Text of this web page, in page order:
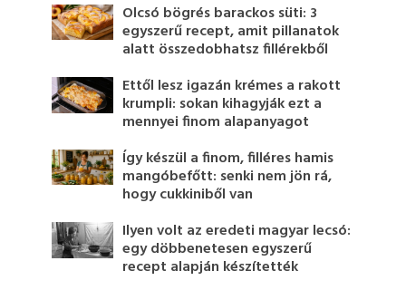
Olcsó bögrés barackos süti: 3
egyszerű recept, amit pillanatok
alatt összedobhatsz fillérekből
Ettől lesz igazán krémes a rakott
krumpli: sokan kihagyják ezt a
mennyei finom alapanyagot
Így készül a finom, filléres hamis
mangóbefőtt: senki nem jön rá,
hogy cukkiniből van
Ilyen volt az eredeti magyar lecsó:
egy döbbenetesen egyszerű
recept alapján készítették